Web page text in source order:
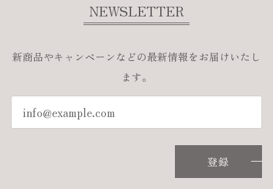
NEWSLETTER
新商品やキャンペーンなどの最新情報をお届けいたし
ます。
登録